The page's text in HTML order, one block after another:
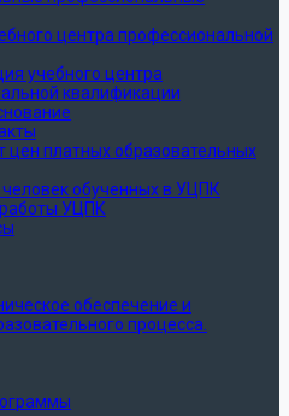
центра профессиональной
учебного центра
квалификации
цен платных образовательных
человек обученных в УЦПК
УЦПК
обеспечение и
процесса.